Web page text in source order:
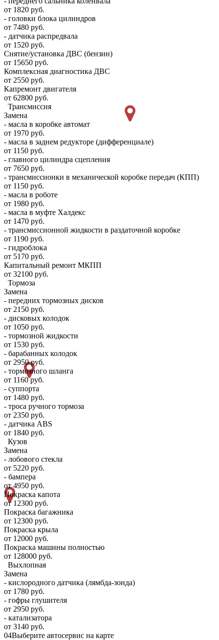
от 1820 руб.
- головки блока цилиндров
от 7480 руб.
- датчика распредвала
от 1520 руб.
Снятие/установка ДВС (бензин)
от 15650 руб.
Комплексная диагностика ДВС
от 2550 руб.
Капремонт двигателя
от 62800 руб.
Трансмиссия
Замена
- масла в коробке автомат
от 1970 руб.
- масла в заднем редукторе (дифференциале)
от 1150 руб.
- главного цилиндра сцепления
от 7650 руб.
- трансмиссионки в механической коробке передач (КПП)
от 1150 руб.
- масла в роботе
от 1980 руб.
- масла в муфте Халдекс
от 1470 руб.
- трансмиссионной жидкости в раздаточной коробке
от 1190 руб.
- гидроблока
от 5170 руб.
Капитальный ремонт МКПП
от 32100 руб.
Тормоза
Замена
- передних тормозных дисков
от 2150 руб.
- дисковых колодок
от 1050 руб.
- тормозной жидкости
от 1530 руб.
- барабанных колодок
от 2950 руб.
- тормозного шланга
от 1160 руб.
- суппорта
от 1480 руб.
- троса ручного тормоза
от 2350 руб.
- датчика ABS
от 1840 руб.
Кузов
Замена
- лобового стекла
от 5220 руб.
- бампера
от 4950 руб.
Покраска капота
от 12300 руб.
Покраска багажника
от 12300 руб.
Покраска крыла
от 12000 руб.
Покраска машины полностью
от 128000 руб.
Выхлопная
Замена
- кислородного датчика (лямбда-зонда)
от 1780 руб.
- гофры глушителя
от 2950 руб.
- катализатора
от 3140 руб.
04Выберите автосервис на карте